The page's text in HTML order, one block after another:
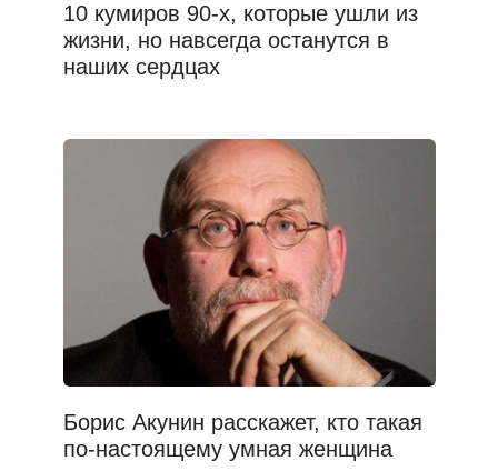
10 кумиров 90-х, которые ушли из
жизни, но навсегда останутся в
наших сердцах
Борис Акунин расскажет, кто такая
по-настоящему умная женщина